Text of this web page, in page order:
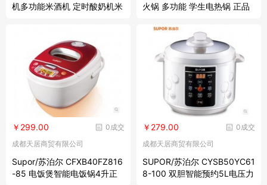
机多功能米酒机 定时酸奶机米
火锅 多功能 学生电热锅 正品
0成交
￥299.00
成都天居商贸有限公司
Supor/苏泊尔 CFXB40FZ816
-85 电饭煲智能电饭锅4升正
0成交
￥279.00
成都天居商贸有限公司
SUPOR/苏泊尔 CYSB50YC61
8-100 双胆智能预约5L电压力